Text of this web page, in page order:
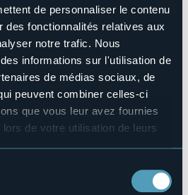
de personnaliser le contenu
des fonctionnalités relatives aux
notre trafic. Nous
informations sur l'utilisation de
de médias sociaux, de
peuvent combiner celles-ci
que vous leur avez fournies
de votre utilisation de leurs
les supprimer,
cliquez ici